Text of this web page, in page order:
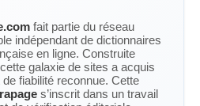
fait partie du réseau
indépendant de dictionnaires
en ligne. Construite
galaxie de sites a acquis
fiabilité reconnue. Cette
s’inscrit dans un travail